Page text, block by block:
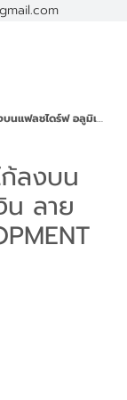
DEVELOPMENT GOALS
ลงบน
ลาย